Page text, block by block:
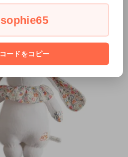
sophie65
コードをコピー